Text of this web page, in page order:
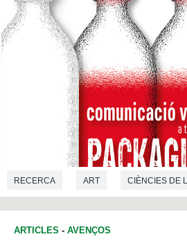
RECERCA ART CIÈNCIES DE
ARTICLES - AVENÇOS